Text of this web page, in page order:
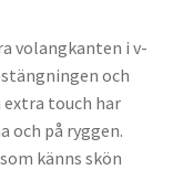
volangkanten i v-
och
touch har
och på ryggen.
känns skön